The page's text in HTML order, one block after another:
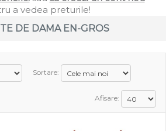
a vedea preturile!
DE DAMA EN-GROS
Sortare:
Afisare: